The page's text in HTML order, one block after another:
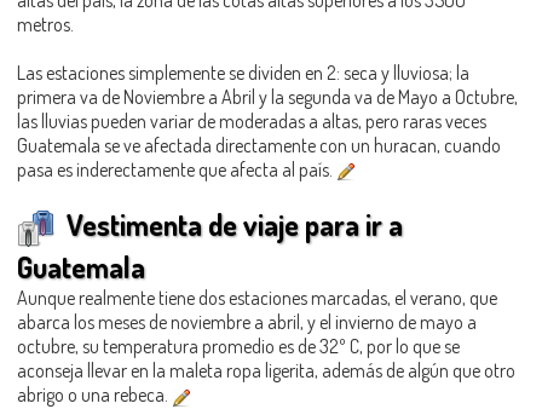
metros.
Las estaciones simplemente se dividen en 2: seca y lluviosa; la
primera va de Noviembre a Abril y la segunda va de Mayo a Octubre,
las lluvias pueden variar de moderadas a altas, pero raras veces
Guatemala se ve afectada directamente con un huracan, cuando
pasa es inderectamente que afecta al país.
Vestimenta de viaje para ir a
Guatemala
Aunque realmente tiene dos estaciones marcadas, el verano, que
abarca los meses de noviembre a abril, y el invierno de mayo a
octubre, su temperatura promedio es de 32º C, por lo que se
aconseja llevar en la maleta ropa ligerita, además de algún que otro
abrigo o una rebeca.